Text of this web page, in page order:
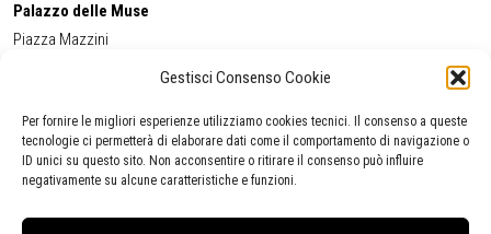
Gestisci Consenso Cookie
Per fornire le migliori esperienze utilizziamo cookies tecnici. Il consenso a queste
tecnologie ci permetterà di elaborare dati come il comportamento di navigazione o
ID unici su questo sito. Non acconsentire o ritirare il consenso può influire
negativamente su alcune caratteristiche e funzioni.
Palazzo delle Muse
Piazza Mazzini
Cell:+39 338 5714978 (orario apertura Galleria)
Tel:
+39 0584 944580
(orario 09.00/13.00)
Email:gamc@comune.viareggio.lu.it
Segnalazione di inaccessibilità